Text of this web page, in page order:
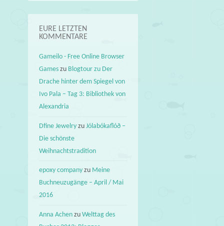
EURE LETZTEN
KOMMENTARE
Gameilo - Free Online Browser
Games zu Blogtour zu Der
Drache hinter dem Spiegel von
Ivo Pala – Tag 3: Bibliothek von
Alexandria
Dfine Jewelry zuJólabókaflóð –
Die schönste
Weihnachtstradition
epoxy company zu Meine
Buchneuzugänge – April / Mai
2016
Anna Achen zuWelttag des